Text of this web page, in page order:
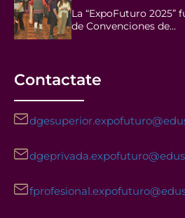
La “ExpoFuturo 2025”
de Convenciones de…
Contactate